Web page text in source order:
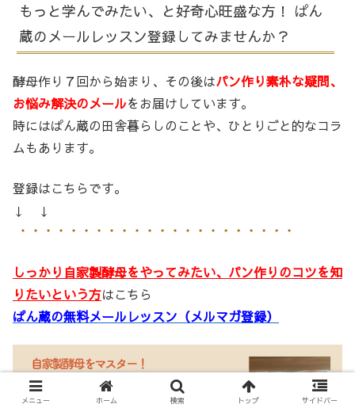
もっと学んでみたい、と好奇心旺盛な方！ ぱん
蔵のメールレッスン登録してみませんか？
酵母作り７回から始まり、その後はパン作り素朴な疑問、
お悩み解決のメールをお届けしています。
時にはぱん蔵の田舎暮らしのことや、ひとりごと的なコラ
ムもあります。
登録はこちらです。
↓ ↓
しっかり自家製酵母をやってみたい、パン作りのコツを知
りたいという方はこちら
ぱん蔵の無料メールレッスン（メルマガ登録）
メニュー ホーム 検索 トップ サイドバー